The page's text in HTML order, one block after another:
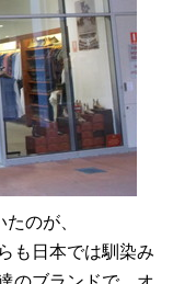
のが、
も日本では馴染み